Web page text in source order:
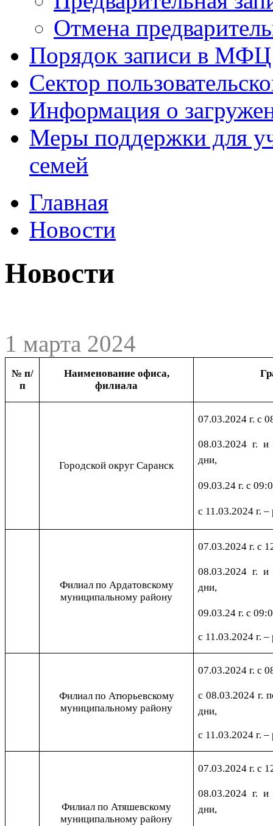
Отмена
Порядок записи в МФЦ
Сектор
Информация о
Меры поддержки для
семей
Главная
Новости
Новости
1 марта 2024
№ п/
п
Наименование офиса,
филиала
Городской округ Саранск
07.03.2024 г. с
08.03.2024 г. и
дни,
09.03.24 г. с
с 11.03.2024 г.
Филиал по Ардатовскому
муниципальному району
07.03.2024 г. с
08.03.2024 г. и
дни,
09.03.24 г. с
с 11.03.2024 г.
Филиал по Атюрьевскому
муниципальному району
07.03.2024 г. с
с 08.03.2024 г.
дни,
с 11.03.2024 г.
Филиал по Атяшевскому
муниципальному району
07.03.2024 г. с
08.03.2024 г. и
дни,